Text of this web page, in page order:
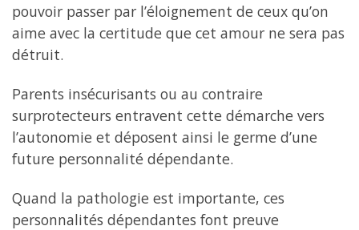
pouvoir passer par l’éloignement de ceux qu’on
aime avec la certitude que cet amour ne sera pas
détruit.
Parents insécurisants ou au contraire
surprotecteurs entravent cette démarche vers
l’autonomie et déposent ainsi le germe d’une
future personnalité dépendante.
Quand la pathologie est importante, ces
personnalités dépendantes font preuve